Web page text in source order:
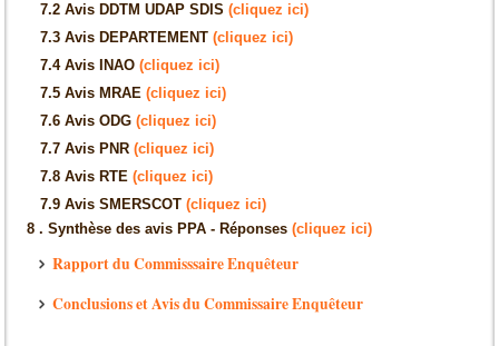
7.2 Avis DDTM UDAP SDIS(cliquez ici)
7.3 Avis DEPARTEMENT(cliquez ici)
7.4 Avis INAO(cliquez ici)
7.5 Avis MRAE(cliquez ici)
7.6 Avis ODG(cliquez ici)
7.7 Avis PNR(cliquez ici)
7.8 Avis RTE(cliquez ici)
7.9 Avis SMERSCOT(cliquez ici)
8 . Synthèse des avis PPA - Réponses(cliquez ici)
Rapport du Commisssaire Enquêteur
Conclusions et Avis du Commissaire Enquêteur